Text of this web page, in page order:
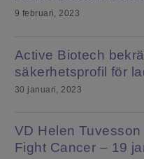
9 februari, 2023
Active Biotech
säkerhetsprofil för
30 januari, 2023
VD Helen
Fight Cancer – 19